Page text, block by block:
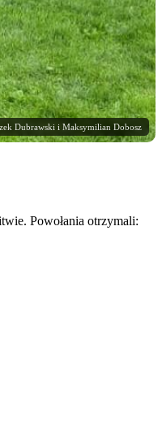
Dubrawski i Maksymilian Dobosz
Powołania otrzymali: